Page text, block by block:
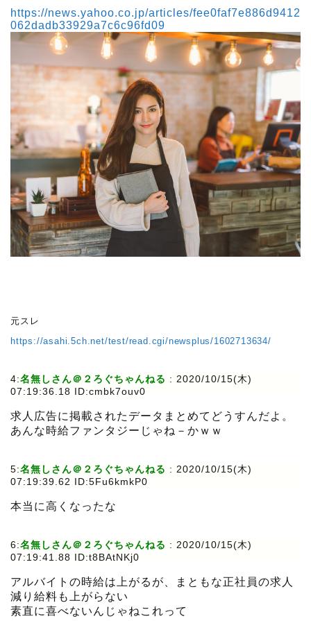
https://news.yahoo.co.jp/articles/fee0faf7e886d9412
062dadb33929a7c6c96fd09
元スレ
https://asahi.5ch.net/test/read.cgi/newsplus/1602713634/
4:名無しさん＠２ろぐちゃんねる : 2020/10/15(木)
07:19:36.18 ID:cmbk7ouv0
求人広告に掲載されたデータまとめてどうすんだよ。
あんな時給ファンタジーじゃね－かｗｗ
5:名無しさん＠２ろぐちゃんねる : 2020/10/15(木)
07:19:39.62 ID:5Fu6kmkP0
本当に高くなったな
6:名無しさん＠２ろぐちゃんねる : 2020/10/15(木)
07:19:41.88 ID:t8BAtNKj0
アルバイトの時給は上がるが、まともな正社員の求人
減り給料も上がらない
素直に喜べないんじゃねこれって